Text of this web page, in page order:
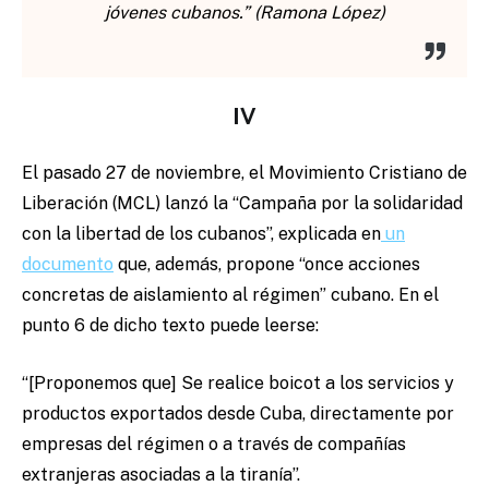
jóvenes cubanos.” (Ramona López)
IV
El pasado 27 de noviembre, el Movimiento Cristiano de
Liberación (MCL) lanzó la “Campaña por la solidaridad
con la libertad de los cubanos”, explicada en un
documento que, además, propone “once acciones
concretas de aislamiento al régimen” cubano. En el
punto 6 de dicho texto puede leerse:
“[Proponemos que] Se realice boicot a los servicios y
productos exportados desde Cuba, directamente por
empresas del régimen o a través de compañías
extranjeras asociadas a la tiranía”.